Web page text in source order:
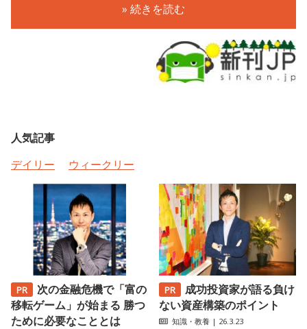
» 続きを読む
人気記事
デイリー
ウィークリー
次の金融危機で「富の
移転ゲーム」が始まる 勝つ
ために必要なこととは
成功投資家が語る負け
ない資産構築のポイント
知識・教養 | 26.3.23